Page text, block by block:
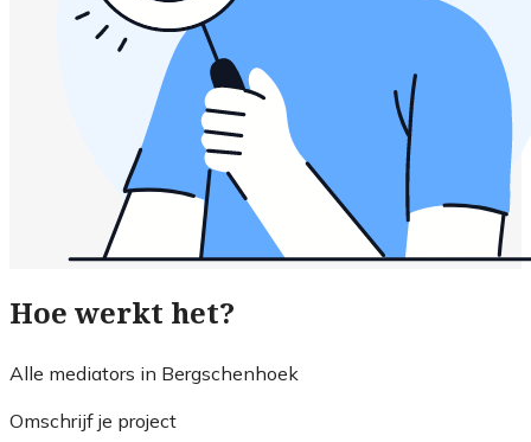
Hoe werkt het?
Alle mediators in Bergschenhoek
Omschrijf je project